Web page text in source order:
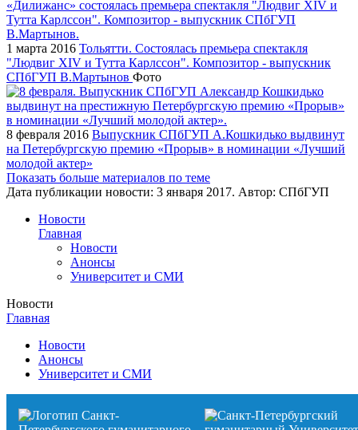
1 марта 2016 Тольятти. Состоялась премьера спектакля
"Людвиг XIV и Тутта Карлссон". Композитор - выпускник
СПбГУП В.Мартынов Фото
8 февраля 2016 Выпускник СПбГУП А.Кошкидько выдвинут
на Петербургскую премию «Прорыв» в номинации «Лучший
молодой актер»
Показать больше материалов по теме
Дата публикации новости: 3 января 2017. Автор: СПбГУП
Новости
Главная
Новости
Анонсы
Университет и СМИ
Новости
Главная
Новости
Анонсы
Университет и СМИ